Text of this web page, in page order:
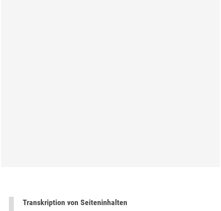
Transkription von Seiteninhalten